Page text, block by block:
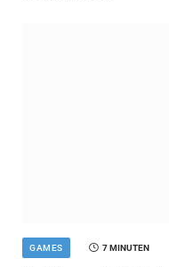
GAMES 7 MINUTEN